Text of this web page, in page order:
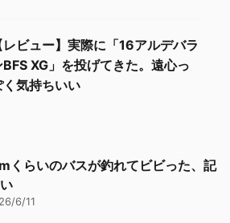
レビュー】実際に「16アルデバラ
BFS XG」を投げてきた。遠心っ
く気持ちいい
くらいのバスが釣れてビビった、記
6/11